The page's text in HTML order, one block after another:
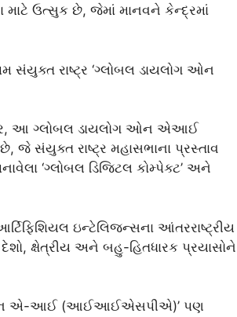
માટે ઉત્સુક છે, જેમાં માનવને કેન્દ્રમાં
સંયુક્ત રાષ્ટ્ર ‘ગ્લોબલ ડાયલોગ ઓન
આ ગ્લોબલ ડાયલોગ ઓન એઆઈ
જે સંયુક્ત રાષ્ટ્ર મહાસભાના પ્રસ્તાવ
‘ગ્લોબલ ડિજિટલ કોમ્પેક્ટ’ અને
ઇન્ટેલિજન્સના આંતરરાષ્ટ્રીય
ક્ષેત્રીય અને બહુ-હિતધારક પ્રયાસોને
ઓન એ-આઈ (આઈઆઈએસપીએ)’ પણ